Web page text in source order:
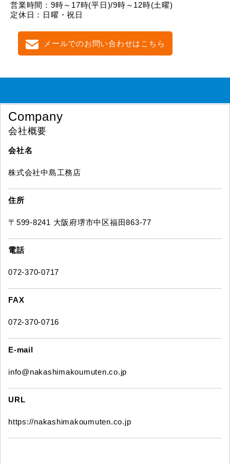
営業時間：9時～17時(平日)/9時～12時(土曜)
定休日：日曜・祝日
メールでのお問い合わせはこちら
Company
会社概要
会社名
株式会社中島工務店
住所
〒599-8241 大阪府堺市中区福田863-77
電話
072-370-0717
FAX
072-370-0716
E-mail
info@nakashimakoumuten.co.jp
URL
https://nakashimakoumuten.co.jp